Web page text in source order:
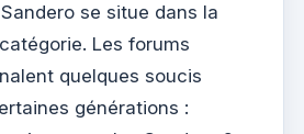
se situe dans la
Les forums
quelques soucis
générations :